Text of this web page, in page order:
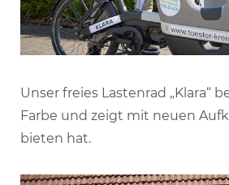
Unser freies Lastenrad „Klara“
Farbe und zeigt mit neuen
bieten hat.